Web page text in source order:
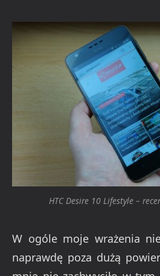
HTC Desire 10 Lifestyle –
W ogóle moje wrażenia
naprawdę poza dużą